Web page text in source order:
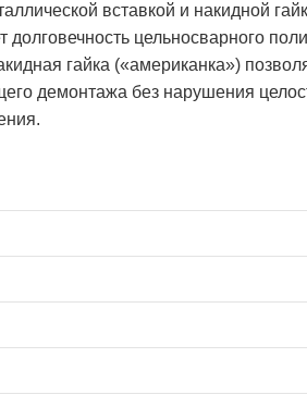
вставкой и накидной
долговечность цельносварного
гайка («американка»)
демонтажа без нарушения